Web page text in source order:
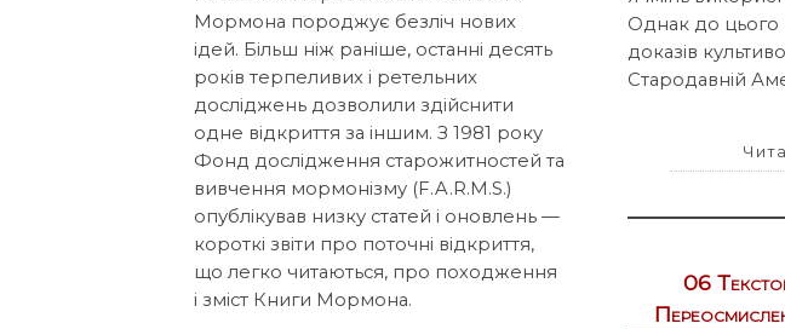
Мормона породжує безліч нових
ідей. Більш ніж раніше, останні десять
років терпеливих і ретельних
досліджень дозволили здійснити
одне відкриття за іншим. З 1981 року
Фонд дослідження старожитностей та
вивчення мормонізму (F.A.R.M.S.)
опублікував низку статей і оновлень —
короткі звіти про поточні відкриття,
що легко читаються, про походження
і зміст Книги Мормона.
Однак до цього
доказів
Стародавній
06